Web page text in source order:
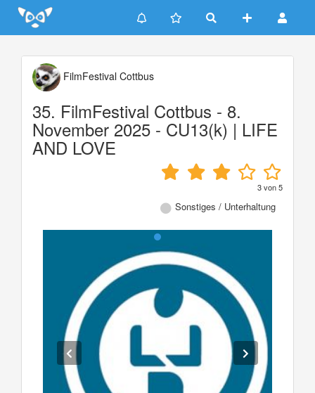
Update cookies preferences
FilmFestival Cottbus
35. FilmFestival Cottbus - 8.
November 2025 - CU13(k) | LIFE
AND LOVE
3von5
Sonstiges / Unterhaltung